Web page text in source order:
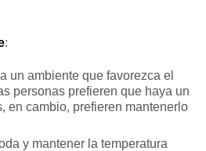
:
un ambiente que favorezca el
personas prefieren que haya un
en cambio, prefieren mantenerlo
y mantener la temperatura